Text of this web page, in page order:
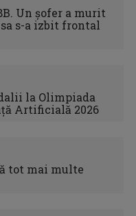
Un șofer a murit
s-a izbit frontal
la Olimpiada
Artificială 2026
tot mai multe